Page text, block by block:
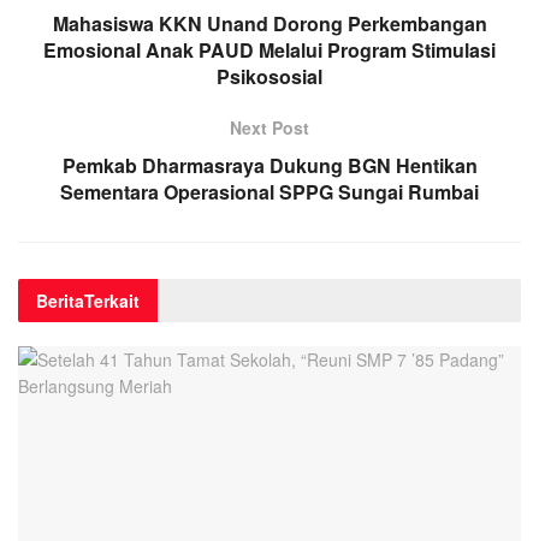
Mahasiswa KKN Unand Dorong Perkembangan
Emosional Anak PAUD Melalui Program Stimulasi
Psikososial
Next Post
Pemkab Dharmasraya Dukung BGN Hentikan
Sementara Operasional SPPG Sungai Rumbai
BeritaTerkait